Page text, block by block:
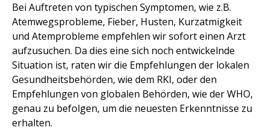
Bei Auftreten von typischen Symptomen, wie z.B.
Atemwegsprobleme, Fieber, Husten, Kurzatmigkeit
und Atemprobleme empfehlen wir sofort einen Arzt
aufzusuchen. Da dies eine sich noch entwickelnde
Situation ist, raten wir die Empfehlungen der lokalen
Gesundheitsbehörden, wie dem RKI, oder den
Empfehlungen von globalen Behörden, wie der WHO,
genau zu befolgen, um die neuesten Erkenntnisse zu
erhalten.